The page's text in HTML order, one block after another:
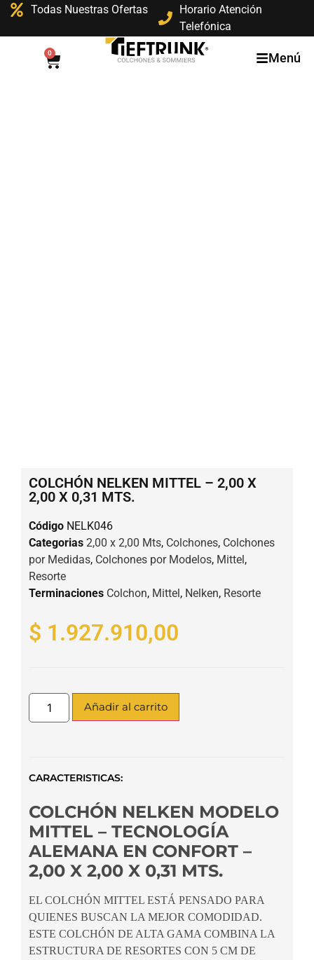
Todas Nuestras Ofertas
Horario Atención
Telefónica
0 Menú
COLCHÓN NELKEN MITTEL – 2,00 X
2,00 X 0,31 MTS.
Código NELK046
Categorias 2,00 x 2,00 Mts, Colchones, Colchones
por Medidas, Colchones por Modelos, Mittel,
Resorte
Terminaciones Colchon, Mittel, Nelken, Resorte
$ 1.927.910,00
Añadir al carrito
CARACTERISTICAS:
COLCHÓN NELKEN MODELO
MITTEL – TECNOLOGÍA
ALEMANA EN CONFORT –
2,00 X 2,00 X 0,31 MTS.
EL COLCHÓN MITTEL ESTÁ PENSADO PARA
QUIENES BUSCAN LA MEJOR COMODIDAD.
ESTE COLCHÓN DE ALTA GAMA COMBINA LA
ESTRUCTURA DE RESORTES CON 5 CM DE